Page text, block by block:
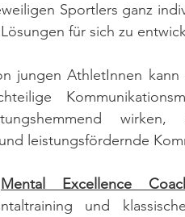
Sportlers ganz
für sich zu
jungen AthletInnen
leistungsfördernde
Mental Excellence
und